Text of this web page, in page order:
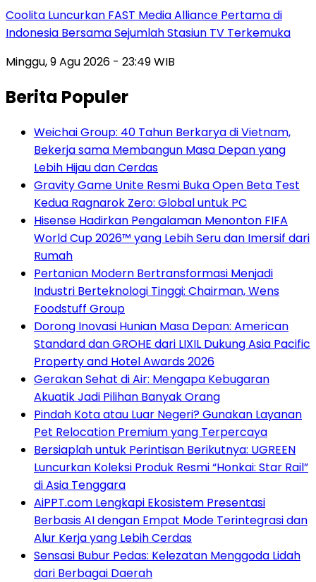
Coolita Luncurkan FAST Media Alliance Pertama di
Indonesia Bersama Sejumlah Stasiun TV Terkemuka
Minggu, 9 Agu 2026 - 23:49 WIB
Berita Populer
Weichai Group: 40 Tahun Berkarya di Vietnam,
Bekerja sama Membangun Masa Depan yang
Lebih Hijau dan Cerdas
Gravity Game Unite Resmi Buka Open Beta Test
Kedua Ragnarok Zero: Global untuk PC
Hisense Hadirkan Pengalaman Menonton FIFA
World Cup 2026™ yang Lebih Seru dan Imersif dari
Rumah
Pertanian Modern Bertransformasi Menjadi
Industri Berteknologi Tinggi: Chairman, Wens
Foodstuff Group
Dorong Inovasi Hunian Masa Depan: American
Standard dan GROHE dari LIXIL Dukung Asia Pacific
Property and Hotel Awards 2026
Gerakan Sehat di Air: Mengapa Kebugaran
Akuatik Jadi Pilihan Banyak Orang
Pindah Kota atau Luar Negeri? Gunakan Layanan
Pet Relocation Premium yang Terpercaya
Bersiaplah untuk Perintisan Berikutnya: UGREEN
Luncurkan Koleksi Produk Resmi “Honkai: Star Rail”
di Asia Tenggara
AiPPT.com Lengkapi Ekosistem Presentasi
Berbasis AI dengan Empat Mode Terintegrasi dan
Alur Kerja yang Lebih Cerdas
Sensasi Bubur Pedas: Kelezatan Menggoda Lidah
dari Berbagai Daerah